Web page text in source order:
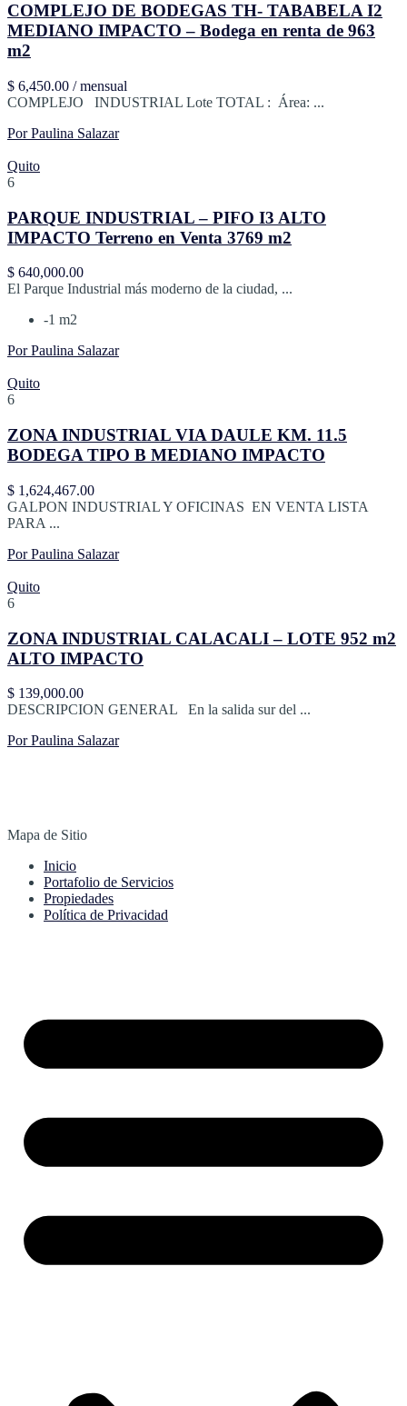
COMPLEJO DE BODEGAS TH- TABABELA I2
MEDIANO IMPACTO – Bodega en renta de 963
m2
$ 6,450.00 / mensual
COMPLEJO INDUSTRIAL Lote TOTAL : Área: ...
Por Paulina Salazar
Quito
6
PARQUE INDUSTRIAL – PIFO I3 ALTO
IMPACTO Terreno en Venta 3769 m2
$ 640,000.00
El Parque Industrial más moderno de la ciudad, ...
-1 m2
Por Paulina Salazar
Quito
6
ZONA INDUSTRIAL VIA DAULE KM. 11.5
BODEGA TIPO B MEDIANO IMPACTO
$ 1,624,467.00
GALPON INDUSTRIAL Y OFICINAS EN VENTA LISTA
PARA ...
Por Paulina Salazar
Quito
6
ZONA INDUSTRIAL CALACALI – LOTE 952 m2
ALTO IMPACTO
$ 139,000.00
DESCRIPCION GENERAL En la salida sur del ...
Por Paulina Salazar
Mapa de Sitio
Inicio
Portafolio de Servicios
Propiedades
Política de Privacidad